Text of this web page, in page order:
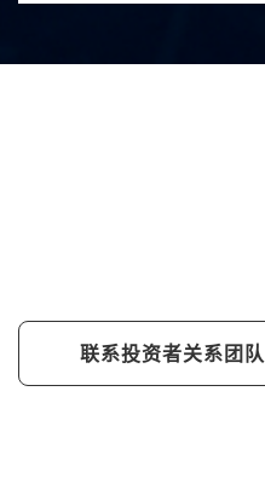
联系投资者关系团队